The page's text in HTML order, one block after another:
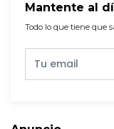
Mantente al
Todo lo que tiene que